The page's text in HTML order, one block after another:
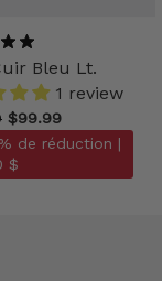
Bleu Lt.
1 review
$99.99
de réduction |
$